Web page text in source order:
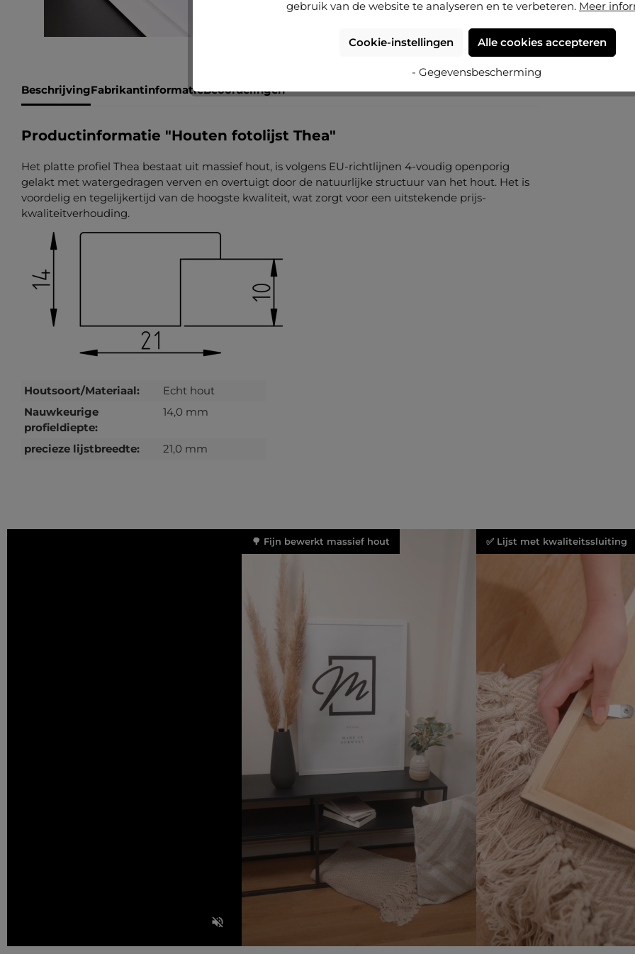
BeschrijvingFabrikantinformatieBeoordelingen
Productinformatie "Houten fotolijst Thea"
Het platte profiel Thea bestaat uit massief hout, is volgens EU-richtlijnen 4-voudig openporig
gelakt met watergedragen verven en overtuigt door de natuurlijke structuur van het hout. Het is
voordelig en tegelijkertijd van de hoogste kwaliteit, wat zorgt voor een uitstekende prijs-
kwaliteitverhouding.
Houtsoort/Materiaal:
Echt hout
Nauwkeurige
profieldiepte:
14,0 mm
precieze lijstbreedte: 21,0 mm
🌳 Fijn bewerkt massief hout ✅ Lijst met kwaliteitssluiting
gebruik van de website te analyseren en te verbeteren. Meer
Cookie-instellingen Alle cookies accepteren
- Gegevensbescherming